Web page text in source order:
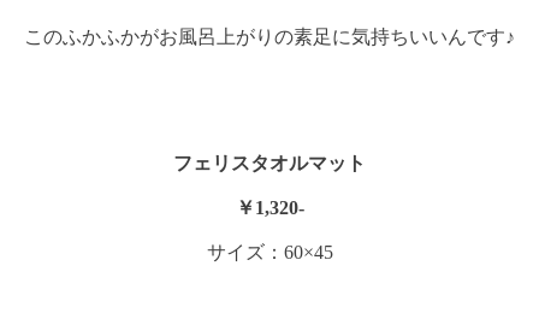
このふかふかがお風呂上がりの素足に気持ちいいんです♪
フェリスタオルマット
￥1,320-
サイズ：60×45